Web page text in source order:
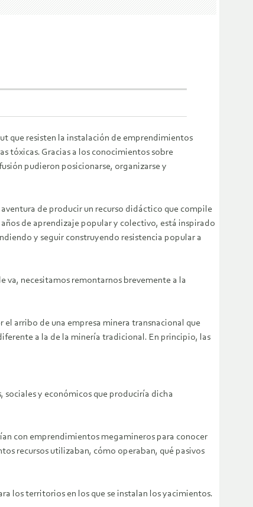
que resisten la instalación de emprendimientos
tóxicas. Gracias a los conocimientos sobre
pudieron posicionarse, organizarse y
de producir un recurso didáctico que compile
de aprendizaje popular y colectivo, está inspirado
y seguir construyendo resistencia popular a
va, necesitamos remontarnos brevemente a la
arribo de una empresa minera transnacional que
a la de la minería tradicional. En principio, las
sociales y económicos que produciría dicha
con emprendimientos megamineros para conocer
recursos utilizaban, cómo operaban, qué pasivos
los territorios en los que se instalan los yacimientos.